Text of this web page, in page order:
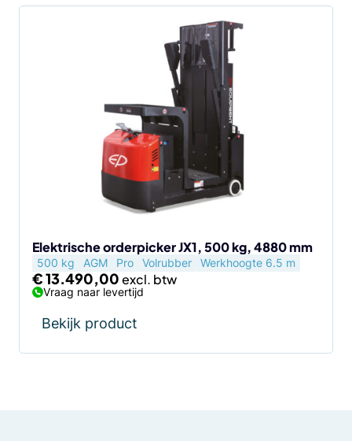
Elektrische orderpicker JX1, 500 kg, 4880 mm
500 kg AGM Pro Volrubber Werkhoogte 6.5 m
€13.490,00
Vraag naar levertijd
Bekijk product